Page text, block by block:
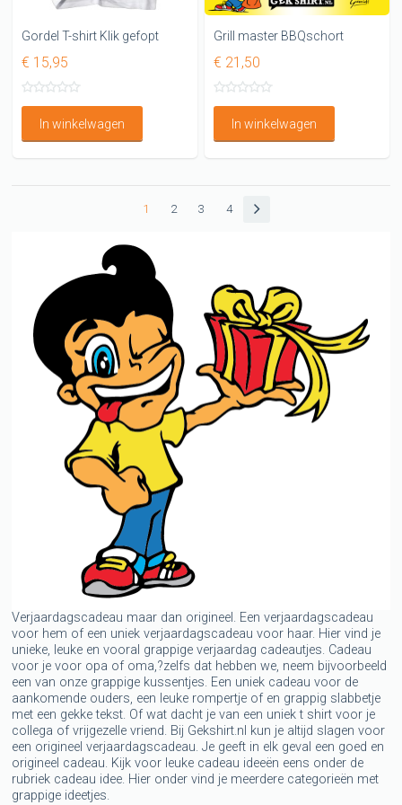
Gordel T-shirt Klik gefopt
€ 15,95
In winkelwagen
Grill master BBQschort
€ 21,50
In winkelwagen
1 2 3 4
Verjaardagscadeau maar dan origineel. Een verjaardagscadeau
voor hem of een uniek verjaardagscadeau voor haar. Hier vind je
unieke, leuke en vooral grappige verjaardag cadeautjes. Cadeau
voor je voor opa of oma,?zelfs dat hebben we, neem bijvoorbeeld
een van onze grappige kussentjes. Een uniek cadeau voor de
aankomende ouders, een leuke rompertje of en grappig slabbetje
met een gekke tekst. Of wat dacht je van een uniek t shirt voor je
collega of vrijgezelle vriend. Bij Gekshirt.nl kun je altijd slagen voor
een origineel verjaardagscadeau. Je geeft in elk geval een goed en
origineel cadeau. Kijk voor leuke cadeau ideeën eens onder de
rubriek cadeau idee. Hier onder vind je meerdere categorieën met
grappige ideetjes.